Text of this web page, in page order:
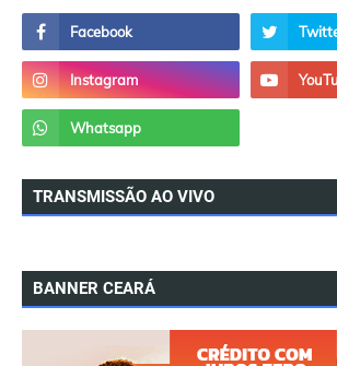
TRANSMISSÃO AO VIVO
BANNER CEARÁ